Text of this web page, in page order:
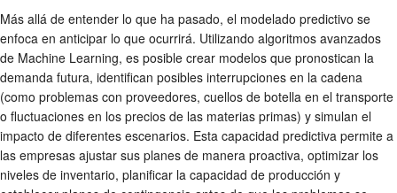
Más allá de entender lo que ha pasado, el modelado predictivo se
enfoca en anticipar lo que ocurrirá. Utilizando algoritmos avanzados
de Machine Learning, es posible crear modelos que pronostican la
demanda futura, identifican posibles interrupciones en la cadena
(como problemas con proveedores, cuellos de botella en el transporte
o fluctuaciones en los precios de las materias primas) y simulan el
impacto de diferentes escenarios. Esta capacidad predictiva permite a
las empresas ajustar sus planes de manera proactiva, optimizar los
niveles de inventario, planificar la capacidad de producción y